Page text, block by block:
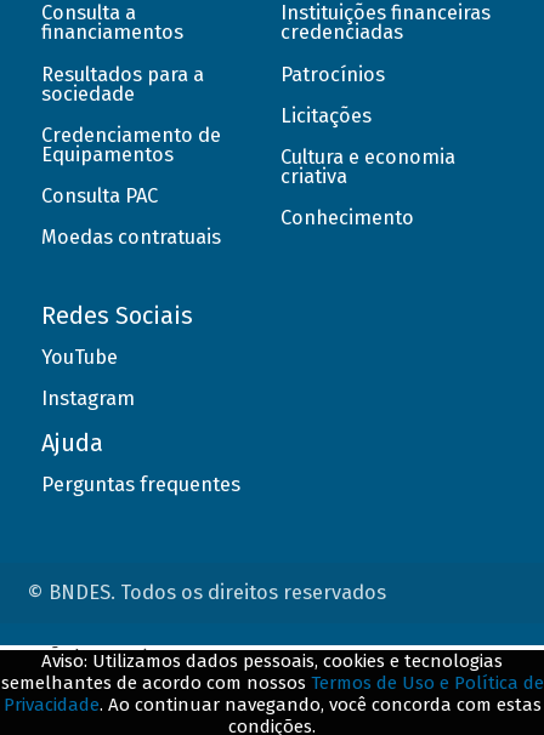
Consulta a
financiamentos
Resultados para a
sociedade
Credenciamento de
Equipamentos
Consulta PAC
Moedas contratuais
Instituições financeiras
credenciadas
Patrocínios
Licitações
Cultura e economia
criativa
Conhecimento
Redes Sociais
YouTube
Instagram
Ajuda
Perguntas frequentes
© BNDES. Todos os direitos reservados
Aviso: Utilizamos dados pessoais, cookies e tecnologias
semelhantes de acordo com nossos Termos de Uso e Política de
Privacidade. Ao continuar navegando, você concorda com estas
condições.
ConteÃºdo complementar
${title}${badge}